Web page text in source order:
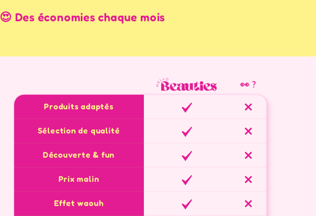
😍 Des économies chaque mois
👀 ?
Produits adaptés
Sélection de qualité
Découverte & fun
Prix malin
Effet waouh